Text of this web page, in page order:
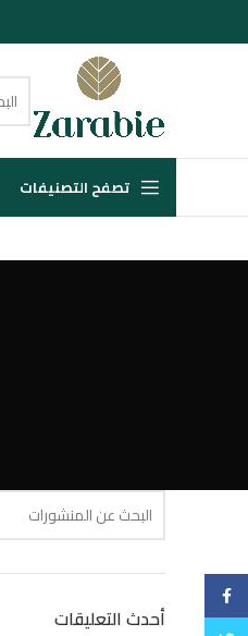
تصفح التصنيفات
أحدث التعليقات